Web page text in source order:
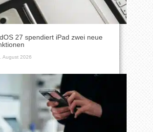
27 spendiert iPad zwei neue
August 2026